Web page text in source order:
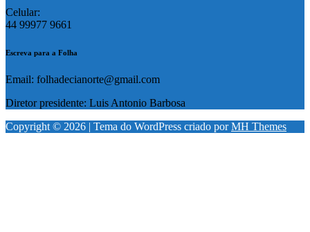
Celular:
44 99977 9661
Escreva para a Folha
Email: folhadecianorte@gmail.com
Diretor presidente: Luis Antonio Barbosa
Copyright © 2026 | Tema do WordPress criado porMH Themes